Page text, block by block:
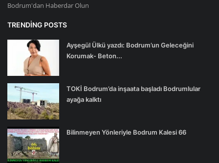
Bodrum'dan Haberdar Olun
TRENDING POSTS
Ayşegül Ülkü yazdı: Bodrum’un Geleceğini
Korumak- Beton...
TOKİ Bodrum’da inşaata başladı Bodrumlular
ayağa kalktı
Bilinmeyen Yönleriyle Bodrum Kalesi 66